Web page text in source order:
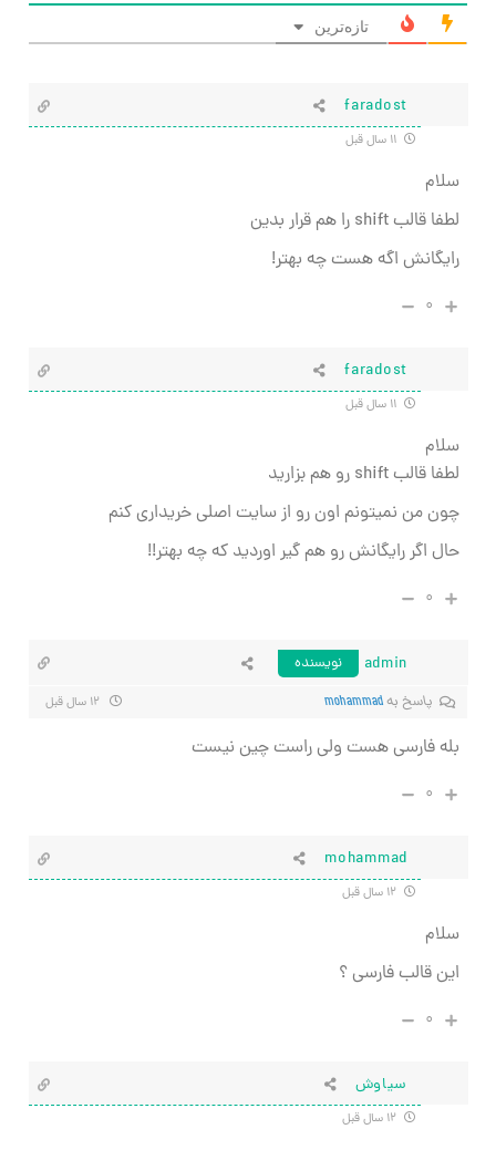
تازه‌ترین
faradost
سلام
لطفا قالب shift را هم قرار بدین
رایگانش اگه هست چه بهتر!
۰
faradost
سلام
لطفا قالب shift رو هم بزارید
چون من نمیتونم اون رو از سایت اصلی خریداری کنم
حال اگر رایگانش رو هم گیر اوردید که چه بهتر!!
۰
admin
نویسنده
پاسخ بهmohammad
بله فارسی هست ولی راست چین نیست
۰
mohammad
سلام
این قالب فارسی ؟
۰
سیاوش